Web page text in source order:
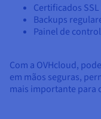
Certificados
Backups
Painel de
Com a OVHcloud,
em mãos seguras,
mais importante para